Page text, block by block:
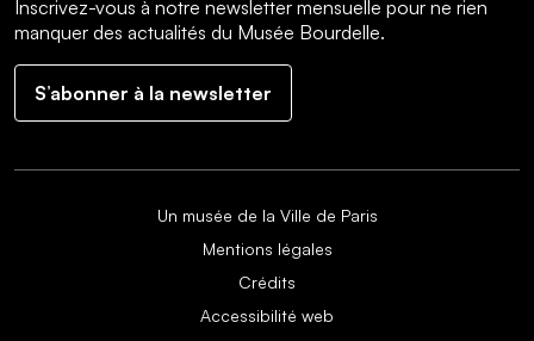
Inscrivez-vous à notre newsletter mensuelle pour ne rien
manquer des actualités du Musée Bourdelle.
S’abonner à la newsletter
Un musée de la Ville de Paris
Mentions légales
Crédits
Accessibilité web